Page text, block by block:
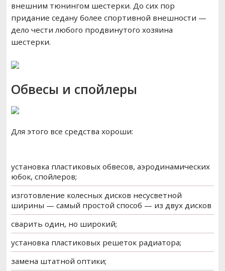
внешним тюнингом шестерки. До сих пор
придание седану более спортивной внешности —
дело чести любого продвинутого хозяина
шестерки.
Обвесы и спойлеры
Для этого все средства хороши:
установка пластиковых обвесов, аэродинамических
юбок, спойлеров;
изготовление колесных дисков несусветной
ширины — самый простой способ — из двух дисков
сварить один, но широкий;
установка пластиковых решеток радиатора;
замена штатной оптики;